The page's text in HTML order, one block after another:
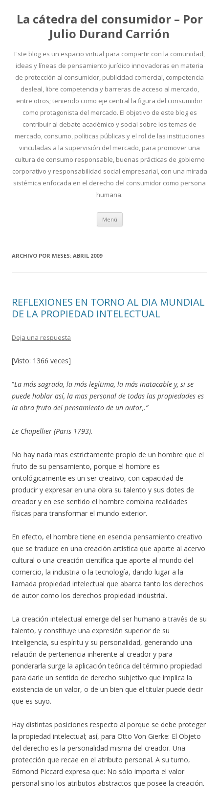
La cátedra del consumidor – Por
Julio Durand Carrión
Este blog es un espacio virtual para compartir con la comunidad,
ideas y líneas de pensamiento jurídico innovadoras en materia
de protección al consumidor, publicidad comercial, competencia
desleal, libre competencia y barreras de acceso al mercado,
entre otros; teniendo como eje central la figura del consumidor
como protagonista del mercado. El objetivo de este blog es
contribuir al debate académico y social sobre los temas de
mercado, consumo, políticas públicas y el rol de las instituciones
vinculadas a la supervisión del mercado, para promover una
cultura de consumo responsable, buenas prácticas de gobierno
corporativo y responsabilidad social empresarial, con una mirada
sistémica enfocada en el derecho del consumidor como persona
humana.
Menú Ir
contenido
ARCHIVO POR MESES: ABRIL 2009
REFLEXIONES EN TORNO AL DIA MUNDIAL
DE LA PROPIEDAD INTELECTUAL
Deja una respuesta
[Visto: 1366 veces]
“La más sagrada, la más legítima, la más inatacable y, si se
puede hablar así, la mas personal de todas las propiedades es
la obra fruto del pensamiento de un autor,.”
Le Chapellier (Paris 1793).
No hay nada mas estrictamente propio de un hombre que el
fruto de su pensamiento, porque el hombre es
ontológicamente es un ser creativo, con capacidad de
producir y expresar en una obra su talento y sus dotes de
creador y en ese sentido el hombre combina realidades
físicas para transformar el mundo exterior.
En efecto, el hombre tiene en esencia pensamiento creativo
que se traduce en una creación artística que aporte al acervo
cultural o una creación científica que aporte al mundo del
comercio, la industria o la tecnología, dando lugar a la
llamada propiedad intelectual que abarca tanto los derechos
de autor como los derechos propiedad industrial.
La creación intelectual emerge del ser humano a través de su
talento, y constituye una expresión superior de su
inteligencia, su espíritu y su personalidad, generando una
relación de pertenencia inherente al creador y para
ponderarla surge la aplicación teórica del término propiedad
para darle un sentido de derecho subjetivo que implica la
existencia de un valor, o de un bien que el titular puede decir
que es suyo.
Hay distintas posiciones respecto al porque se debe proteger
la propiedad intelectual; así, para Otto Von Gierke: El Objeto
del derecho es la personalidad misma del creador. Una
protección que recae en el atributo personal. A su turno,
Edmond Piccard expresa que: No sólo importa el valor
personal sino los atributos abstractos que posee la creación.